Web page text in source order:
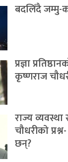
बदलिँदै जम्मु-
प्रज्ञा
कृष्णराज
राज्य व्यवस्था
चौधरीको
छन्?